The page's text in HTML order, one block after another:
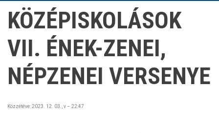
KÖZÉPISKOLÁSOK
VII. ÉNEK-ZENEI,
NÉPZENEI VERSENYE
Közzétéve:2023. 12. 03., v – 22:47